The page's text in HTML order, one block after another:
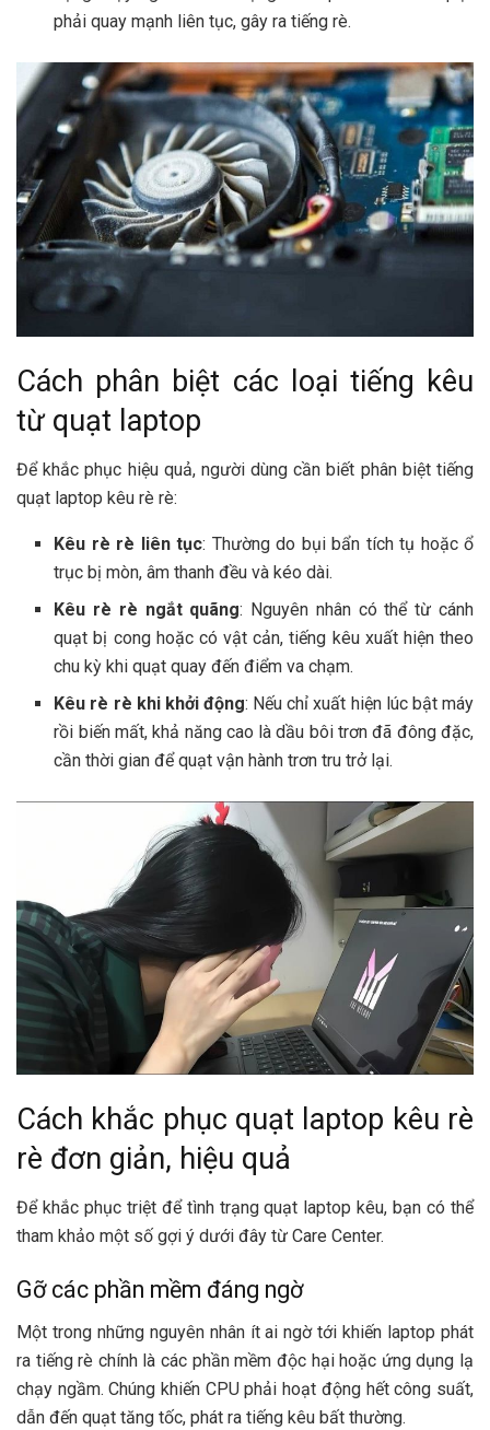
phải quay mạnh liên tục, gây ra tiếng rè.
Cách phân biệt các loại tiếng kêu
từ quạt laptop
Để khắc phục hiệu quả, người dùng cần biết phân biệt tiếng
quạt laptop kêu rè rè:
Kêu rè rè liên tục: Thường do bụi bẩn tích tụ hoặc ổ
trục bị mòn, âm thanh đều và kéo dài.
Kêu rè rè ngắt quãng: Nguyên nhân có thể từ cánh
quạt bị cong hoặc có vật cản, tiếng kêu xuất hiện theo
chu kỳ khi quạt quay đến điểm va chạm.
Kêu rè rè khi khởi động: Nếu chỉ xuất hiện lúc bật máy
rồi biến mất, khả năng cao là dầu bôi trơn đã đông đặc,
cần thời gian để quạt vận hành trơn tru trở lại.
Cách khắc phục quạt laptop kêu rè
rè đơn giản, hiệu quả
Để khắc phục triệt để tình trạng quạt laptop kêu, bạn có thể
tham khảo một số gợi ý dưới đây từ Care Center.
Gỡ các phần mềm đáng ngờ
Một trong những nguyên nhân ít ai ngờ tới khiến laptop phát
ra tiếng rè chính là các phần mềm độc hại hoặc ứng dụng lạ
chạy ngầm. Chúng khiến CPU phải hoạt động hết công suất,
dẫn đến quạt tăng tốc, phát ra tiếng kêu bất thường.